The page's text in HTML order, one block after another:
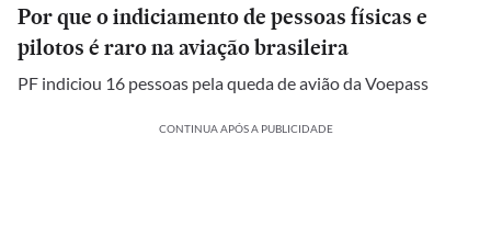
Por que o indiciamento de pessoas físicas e
pilotos é raro na aviação brasileira
PF indiciou 16 pessoas pela queda de avião da Voepass
CONTINUA APÓS A PUBLICIDADE